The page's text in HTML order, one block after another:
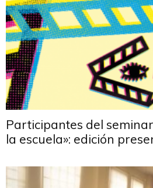
Participantes del
la escuela»: edición